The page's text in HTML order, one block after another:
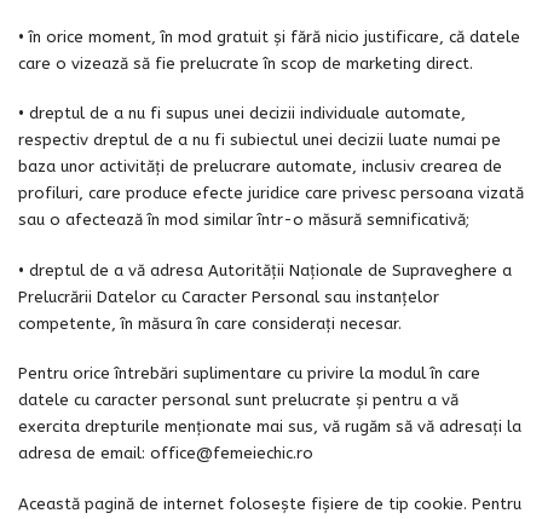
• în orice moment, în mod gratuit și fără nicio justificare, că datele
care o vizează să fie prelucrate în scop de marketing direct.
• dreptul de a nu fi supus unei decizii individuale automate,
respectiv dreptul de a nu fi subiectul unei decizii luate numai pe
baza unor activități de prelucrare automate, inclusiv crearea de
profiluri, care produce efecte juridice care privesc persoana vizată
sau o afectează în mod similar într-o măsură semnificativă;
• dreptul de a vă adresa Autorităţii Naţionale de Supraveghere a
Prelucrării Datelor cu Caracter Personal sau instanțelor
competente, în măsura în care considerați necesar.
Pentru orice întrebări suplimentare cu privire la modul în care
datele cu caracter personal sunt prelucrate și pentru a vă
exercita drepturile menționate mai sus, vă rugăm să vă adresați la
adresa de email: office@femeiechic.ro
Această pagină de internet folosește fișiere de tip cookie. Pentru